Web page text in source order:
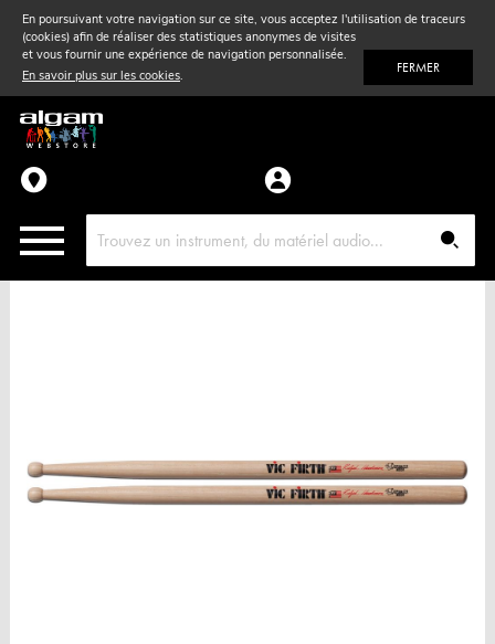
En poursuivant votre navigation sur ce site, vous acceptez l'utilisation de traceurs
(cookies) afin de réaliser des statistiques anonymes de visites
et vous fournir une expérience de navigation personnalisée.
En savoir plus sur les cookies. FERMER
Vent& Violon
Accessoires
Pièces détachées